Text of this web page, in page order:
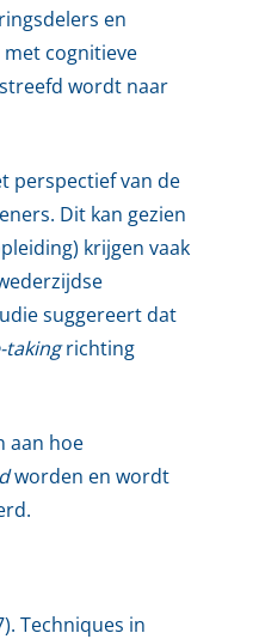
en
cognitieve
wordt naar
perspectief van de
Dit kan gezien
krijgen vaak
suggereert dat
takingrichting
aan hoe
worden en wordt
Techniques in